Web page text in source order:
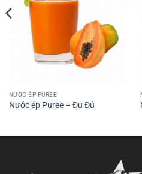
NƯỚC ÉP PUREE
Nước ép Puree – Đu Đủ